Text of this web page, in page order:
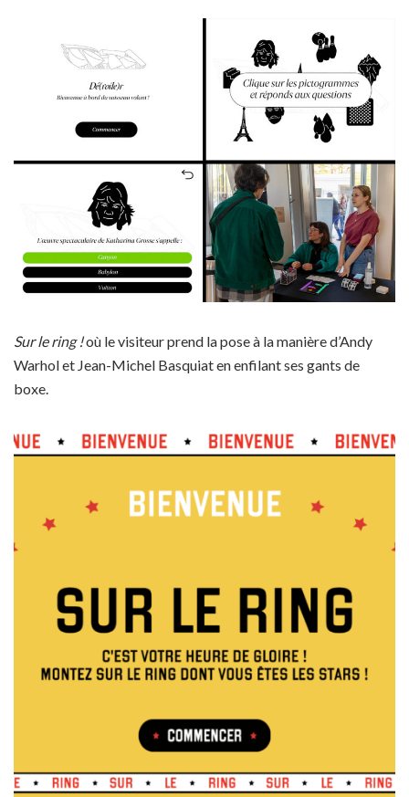
Sur le ring !où le visiteur prend la pose à la manière d’Andy
Warhol et Jean-Michel Basquiat en enfilant ses gants de
boxe.